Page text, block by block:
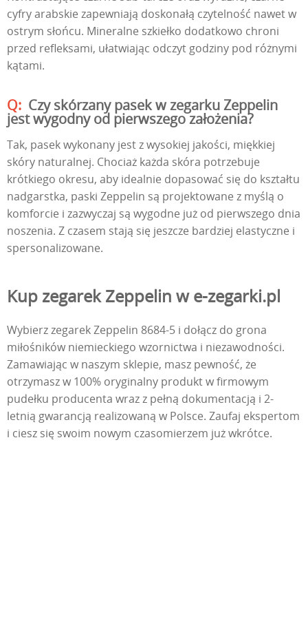
cyfry arabskie zapewniają doskonałą czytelność nawet w
ostrym słońcu. Mineralne szkiełko dodatkowo chroni
przed refleksami, ułatwiając odczyt godziny pod różnymi
kątami.
Czy skórzany pasek w zegarku Zeppelin
jest wygodny od pierwszego założenia?
Tak, pasek wykonany jest z wysokiej jakości, miękkiej
skóry naturalnej. Chociaż każda skóra potrzebuje
krótkiego okresu, aby idealnie dopasować się do kształtu
nadgarstka, paski Zeppelin są projektowane z myślą o
komforcie i zazwyczaj są wygodne już od pierwszego dnia
noszenia. Z czasem stają się jeszcze bardziej elastyczne i
spersonalizowane.
Kup zegarek Zeppelin w e-zegarki.pl
Wybierz zegarek Zeppelin 8684-5 i dołącz do grona
miłośników niemieckiego wzornictwa i niezawodności.
Zamawiając w naszym sklepie, masz pewność, że
otrzymasz w 100% oryginalny produkt w firmowym
pudełku producenta wraz z pełną dokumentacją i 2-
letnią gwarancją realizowaną w Polsce. Zaufaj ekspertom
i ciesz się swoim nowym czasomierzem już wkrótce.